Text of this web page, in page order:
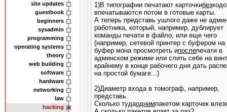
site updates
guestbook
beginners
sysadmin
programming
operating systems
theory
web building
software
hardware
networking
law
hacking
1)В типографии печатают карточкибез
впечатываются потом в готовые карты.
А теперь представь ушлого даже не
работника, который, например, дублирует
команды печати в файло, или еще чего
(например, сетевой принтер с буфером на
буфер мона просмотреть ипослепечати в
админском режиме или слить себе на
крайнему в конце рабочего дня дать
на простой бумаге...)
2)Диаметр входа в томограф, например,
представь.
Сколько тудаоднимпакетом карточек